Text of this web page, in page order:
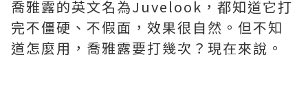
喬雅露的英文名為Juvelook，都知道它打
完不僵硬、不假面，效果很自然。但不知
道怎麼用，喬雅露要打幾次？現在來說。